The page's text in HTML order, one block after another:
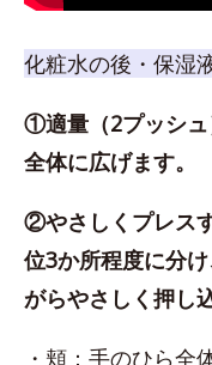
化粧水の後・保湿
①適量（2プッシュ
全体に広げます。
②やさしくプレス
位3か所程度に分
がらやさしく押し
・頬：手のひら全